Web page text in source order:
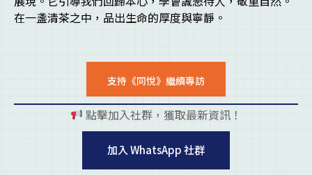
在一盞清茶之中，品出生命的厚度與寧靜。
支持《同悅》繼續專訪
點擊加入社群，獲取最新資訊！
加入 WhatsApp 社群